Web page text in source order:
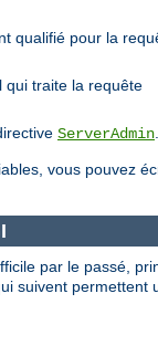
qualifié pour la
qui traite la requête
ServerAdmin
vous pouvez
par le passé,
suivent